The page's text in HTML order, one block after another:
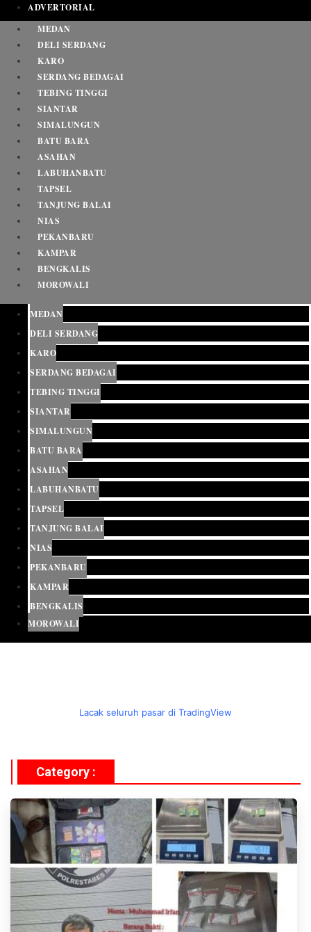
ADVERTORIAL
MEDAN
DELI SERDANG
KARO
SERDANG BEDAGAI
TEBING TINGGI
SIANTAR
SIMALUNGUN
BATU BARA
ASAHAN
LABUHANBATU
TAPSEL
TANJUNG BALAI
NIAS
PEKANBARU
KAMPAR
BENGKALIS
MOROWALI
MEDAN
DELI SERDANG
KARO
SERDANG BEDAGAI
TEBING TINGGI
SIANTAR
SIMALUNGUN
BATU BARA
ASAHAN
LABUHANBATU
TAPSEL
TANJUNG BALAI
NIAS
PEKANBARU
KAMPAR
BENGKALIS
MOROWALI
Lacak seluruh pasar di TradingView
Category :